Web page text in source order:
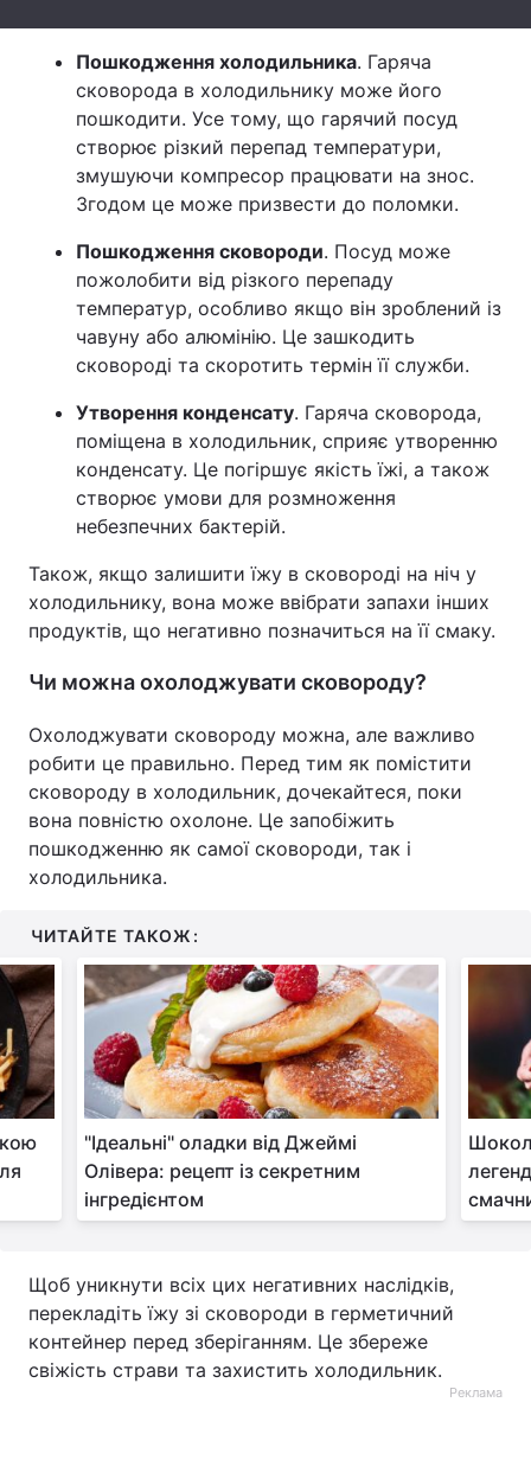
Тема оформлення
Пошкодження холодильника. Гаряча
сковорода в холодильнику може його
пошкодити. Усе тому, що гарячий посуд
створює різкий перепад температури,
змушуючи компресор працювати на знос.
Згодом це може призвести до поломки.
Пошкодження сковороди. Посуд може
пожолобити від різкого перепаду
температур, особливо якщо він зроблений із
чавуну або алюмінію. Це зашкодить
сковороді та скоротить термін її служби.
Утворення конденсату. Гаряча сковорода,
поміщена в холодильник, сприяє утворенню
конденсату. Це погіршує якість їжі, а також
створює умови для розмноження
небезпечних бактерій.
Також, якщо залишити їжу в сковороді на ніч у
холодильнику, вона може ввібрати запахи інших
продуктів, що негативно позначиться на її смаку.
Чи можна охолоджувати сковороду?
Охолоджувати сковороду можна, але важливо
робити це правильно. Перед тим як помістити
сковороду в холодильник, дочекайтеся, поки
вона повністю охолоне. Це запобіжить
пошкодженню як самої сковороди, так і
холодильника.
ЧИТАЙТЕ ТАКОЖ:
"Ідеальні" оладки від Джеймі
Олівера: рецепт із секретним
інгредієнтом
Щоб уникнути всіх цих негативних наслідків,
перекладіть їжу зі сковороди в герметичний
контейнер перед зберіганням. Це збереже
свіжість страви та захистить холодильник.
Реклама